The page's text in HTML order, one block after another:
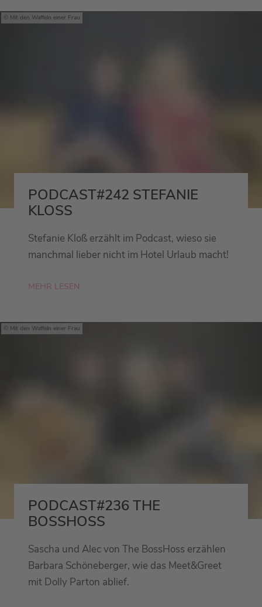
Mit den Waffeln einer Frau
PODCAST#242 STEFANIE
KLOSS
Stefanie Kloß erzählt im Podcast, wieso sie
manchmal lieber nicht im Hotel Urlaub macht!
MEHR LESEN
Mit den Waffeln einer Frau
PODCAST#236 THE
BOSSHOSS
Sascha und Alec von The BossHoss erzählen
Barbara Schöneberger, wie das Meet&Greet
mit Dolly Parton ablief.